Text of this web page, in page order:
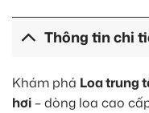
Thông tin chi
Khám phá Loa trung
hơi – dòng loa cao